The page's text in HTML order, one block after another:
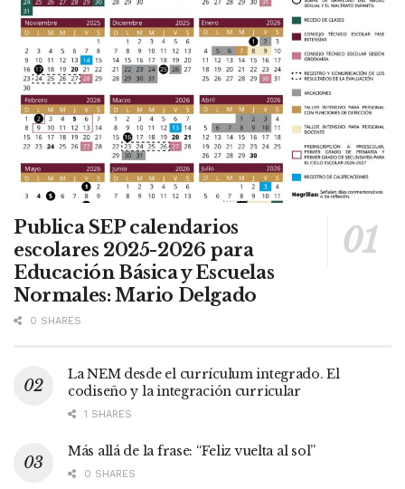
Publica SEP calendarios
escolares 2025-2026 para
Educación Básica y Escuelas
Normales: Mario Delgado
0 SHARES
La NEM desde el currículum integrado. El
codiseño y la integración curricular
1 SHARES
Más allá de la frase: “Feliz vuelta al sol”
0 SHARES